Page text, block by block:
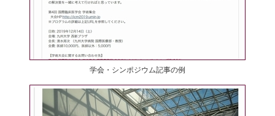
学会・シンポジウム記事の例